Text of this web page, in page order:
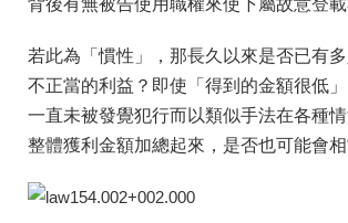
背後有無被告使用職權來使下屬故意登
若此為「慣性」，那長久以來是否已有
不正當的利益？即使「得到的金額很低
一直未被發覺犯行而以類似手法在各種情
整體獲利金額加總起來，是否也可能會